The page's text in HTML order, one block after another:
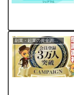
副業・起業の資金調達ガイド